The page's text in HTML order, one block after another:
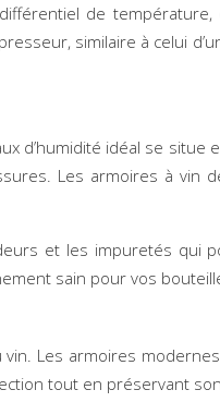
de
similaire à celui
d’humidité idéal se
Les armoires à
et les impuretés
sain pour vos
Les armoires
tout en préservant